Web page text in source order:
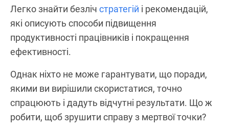
Легко знайти безліч стратегій і рекомендацій,
які описують способи підвищення
продуктивності працівників і покращення
ефективності.
Однак ніхто не може гарантувати, що поради,
якими ви вирішили скористатися, точно
спрацюють і дадуть відчутні результати. Що ж
робити, щоб зрушити справу з мертвої точки?